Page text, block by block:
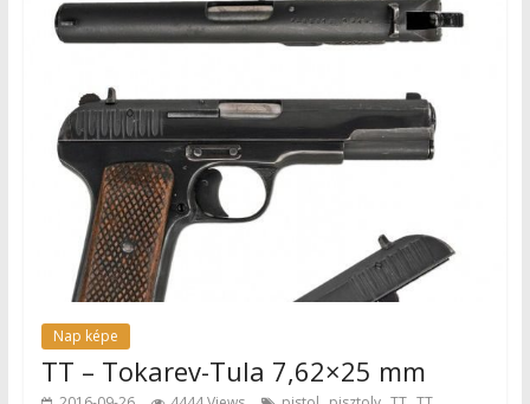
Nap képe
TT – Tokarev-Tula 7,62×25 mm